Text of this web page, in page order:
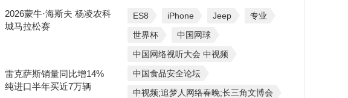
2026蒙牛·海斯夫 杨凌农科
城马拉松赛
雷克萨斯销量同比增14%
纯进口半年买近7万辆
ES8 iPhone Jeep
专业
世界杯
中国网球
中国网络视听大会 中视频
中国食品安全论坛
中视频;追梦人网络春晚;长三角文博会